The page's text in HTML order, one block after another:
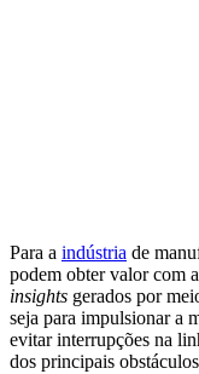
Para a indústria de
podem obter valor com
insights gerados por
seja para impulsionar a
evitar interrupções na
dos principais